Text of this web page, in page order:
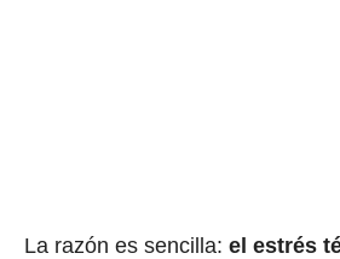
La razón es sencilla: el estrés